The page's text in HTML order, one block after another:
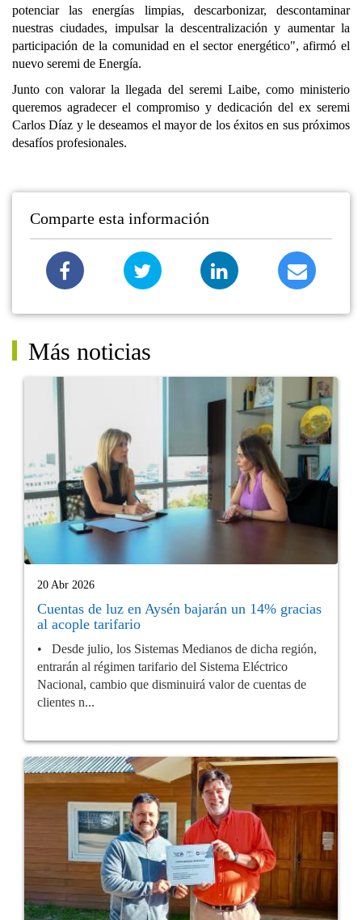
potenciar las energías limpias, descarbonizar, descontaminar
nuestras ciudades, impulsar la descentralización y aumentar la
participación de la comunidad en el sector energético", afirmó el
nuevo seremi de Energía.
Junto con valorar la llegada del seremi Laibe, como ministerio
queremos agradecer el compromiso y dedicación del ex seremi
Carlos Díaz y le deseamos el mayor de los éxitos en sus próximos
desafíos profesionales.
Comparte esta información
Más noticias
20 Abr 2026
Cuentas de luz en Aysén bajarán un 14% gracias
al acople tarifario
• Desde julio, los Sistemas Medianos de dicha región,
entrarán al régimen tarifario del Sistema Eléctrico
Nacional, cambio que disminuirá valor de cuentas de
clientes n...